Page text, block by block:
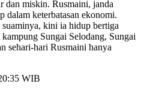
dan miskin. Rusmaini, janda
dalam keterbatasan ekonomi.
kini ia hidup bertiga
Sungai Selodang, Sungai
sehari-hari Rusmaini hanya
WIB